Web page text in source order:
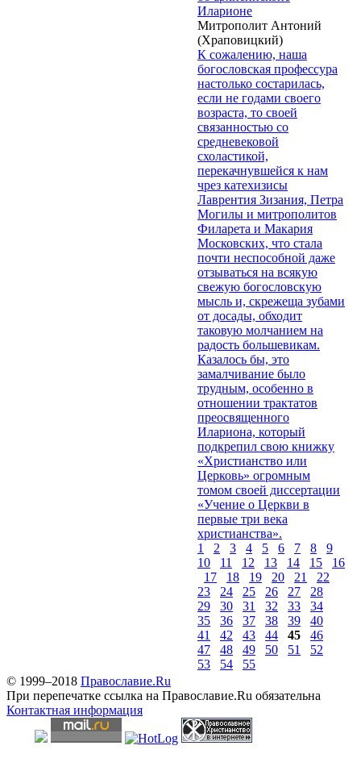
Иларионе
Митрополит Антоний
(Храповицкий)
К сожалению, наша
богословская профессура
настолько состарилась,
если не годами своего
возраста, то своей
связанностью со
средневековой
схоластикой,
перекачнувшейся к нам
чрез катехизисы
Лаврентия Зизания, Петра
Могилы и митрополитов
Филарета и Макария
Московских, что стала
почти неспособной даже
отзываться на всякую
свежую богословскую
мысль и, скрежеща зубами
от досады, обходит
таковую молчанием на
радость большевикам.
Казалось бы, это
замалчивание было
трудным, особенно в
отношении трактатов
преосвященного
Илариона, который
подкрепил свою книжку
«Христианство или
Церковь» огромным
томом своей диссертации
«Учение о Церкви в
первые три века
христианства».
1
2 3 4 5 6 7 8
9
10
11 12 13 14 15
16
17
18 19 20 21
22
23
24 25 26 27
28
29
30 31 32 33
34
35
36 37 38 39
40
41
42 43 44 45
46
47
48 49 50 51
52
53
54
55
© 1999–2018 Православие.Ru
При перепечатке ссылка на Православие.Ru обязательна
Контактная информация